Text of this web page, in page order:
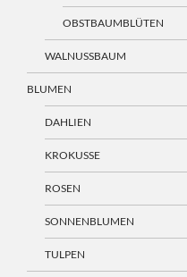
OBSTBAUMBLÜTEN
WALNUSSBAUM
BLUMEN
DAHLIEN
KROKUSSE
ROSEN
SONNENBLUMEN
TULPEN